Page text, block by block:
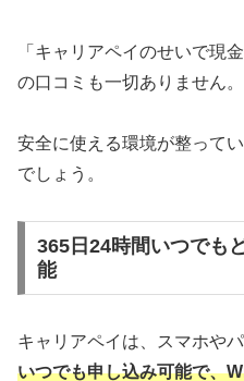
「キャリアペイのせいで現
の口コミも一切ありません。
安全に使える環境が整って
でしょう。
365日24時間いつでも
能
キャリアペイは、スマホや
いつでも申し込み可能で、